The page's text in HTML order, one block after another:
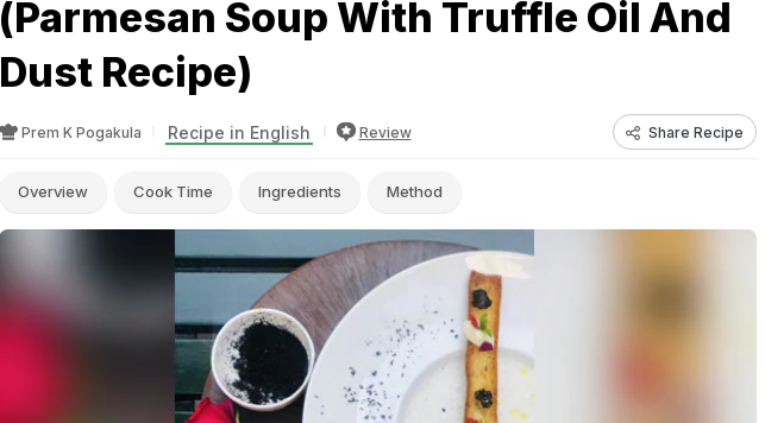
(Parmesan Soup With Truffle Oil And
Dust Recipe)
Prem K Pogakula Recipe in English Review Share Recipe
Overview Cook Time Ingredients Method